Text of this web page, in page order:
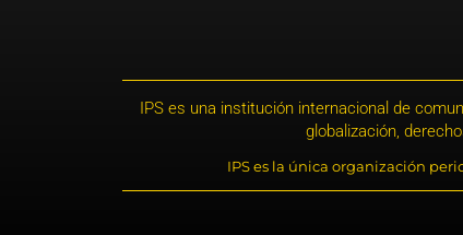
IPS es una institución internacional de
globalización,
IPS es la única organización